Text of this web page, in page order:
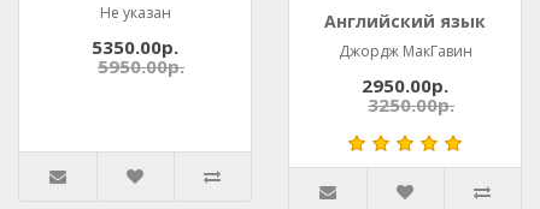
Не указан
5350.00р.
5950.00р.
Английский язык
Джордж МакГавин
2950.00р.
3250.00р.